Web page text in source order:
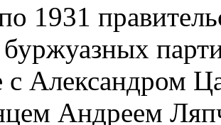
1931
с Александром
Андреем